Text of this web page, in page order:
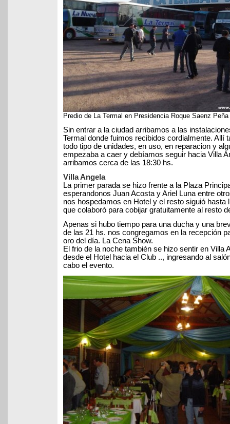
Predio de La Termal en Presidencia Roque Saenz Peña
Sin entrar a la ciudad arribamos a las
Termal donde fuimos recibidos cordialmente. Allí
todo tipo de unidades, en uso, en reparacion y
empezaba a caer y debíamos seguir hacia Villa
arribamos cerca de las 18:30 hs.
Villa Angela
La primer parada se hizo frente a la Plaza
esperandonos Juan Acosta y Ariel Luna entre
nos hospedamos en Hotel y el resto siguió hasta
que colaboró para cobijar gratuitamente al resto
Apenas si hubo tiempo para una ducha y una
de las 21 hs. nos congregamos en la recepción
oro del día. La Cena Show.
El frio de la noche también se hizo sentir en Villa
desde el Hotel hacia el Club .., ingresando al
cabo el evento.